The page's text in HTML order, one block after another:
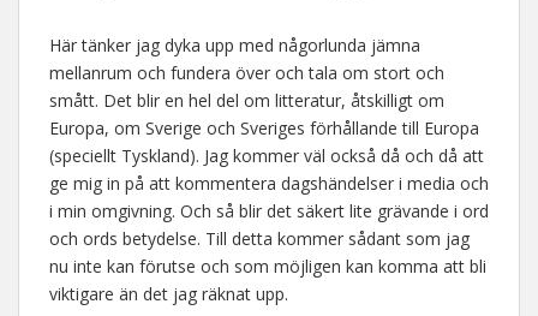
Här tänker jag dyka upp med någorlunda jämna
mellanrum och fundera över och tala om stort och
smått. Det blir en hel del om litteratur, åtskilligt om
Europa, om Sverige och Sveriges förhållande till Europa
(speciellt Tyskland). Jag kommer väl också då och då att
ge mig in på att kommentera dagshändelser i media och
i min omgivning. Och så blir det säkert lite grävande i ord
och ords betydelse. Till detta kommer sådant som jag
nu inte kan förutse och som möjligen kan komma att bli
viktigare än det jag räknat upp.